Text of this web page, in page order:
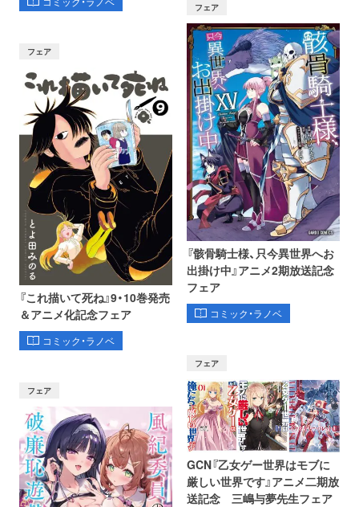
フェア
『これ描いて死ね』9・10巻発売
＆アニメ化記念フェア
コミック・ラノベ
フェア
『骸骨騎士様、只今異世界へお
出掛け中』アニメ2期放送記念
フェア
コミック・ラノベ
フェア
フェア
GCN『乙女ゲー世界はモブに
厳しい世界です』アニメ二期放
送記念 三嶋与夢先生フェア